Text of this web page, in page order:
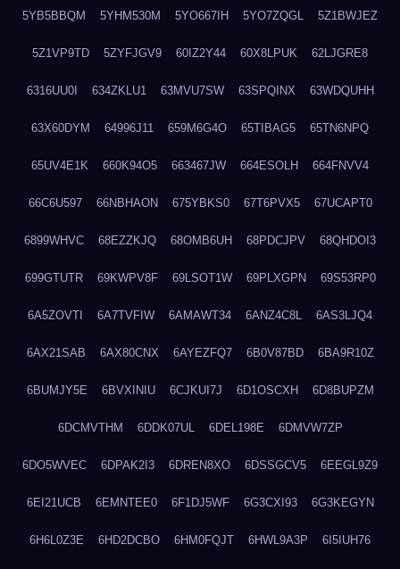
5YB5BBQM 5YHM530M 5YO667IH 5YO7ZQGL 5Z1BWJEZ
5Z1VP9TD 5ZYFJGV9 60IZ2Y44 60X8LPUK 62LJGRE8
6316UU0I 634ZKLU1 63MVU7SW 63SPQINX 63WDQUHH
63X60DYM 64996J11 659M6G4O 65TIBAG5 65TN6NPQ
65UV4E1K 660K94O5 663467JW 664ESOLH 664FNVV4
66C6U597 66NBHAON 675YBKS0 67T6PVX5 67UCAPT0
6899WHVC 68EZZKJQ 68OMB6UH 68PDCJPV 68QHDOI3
699GTUTR 69KWPV8F 69LSOT1W 69PLXGPN 69S53RP0
6A5ZOVTI 6A7TVFIW 6AMAWT34 6ANZ4C8L 6AS3LJQ4
6AX21SAB 6AX80CNX 6AYEZFQ7 6B0V87BD 6BA9R10Z
6BUMJY5E 6BVXINIU 6CJKUI7J 6D1OSCXH 6D8BUPZM
6DCMVTHM 6DDK07UL 6DEL198E 6DMVW7ZP
6DO5WVEC 6DPAK2I3 6DREN8XO 6DSSGCV5 6EEGL9Z9
6EI21UCB 6EMNTEE0 6F1DJ5WF 6G3CXI93 6G3KEGYN
6H6L0Z3E 6HD2DCBO 6HM0FQJT 6HWL9A3P 6I5IUH76